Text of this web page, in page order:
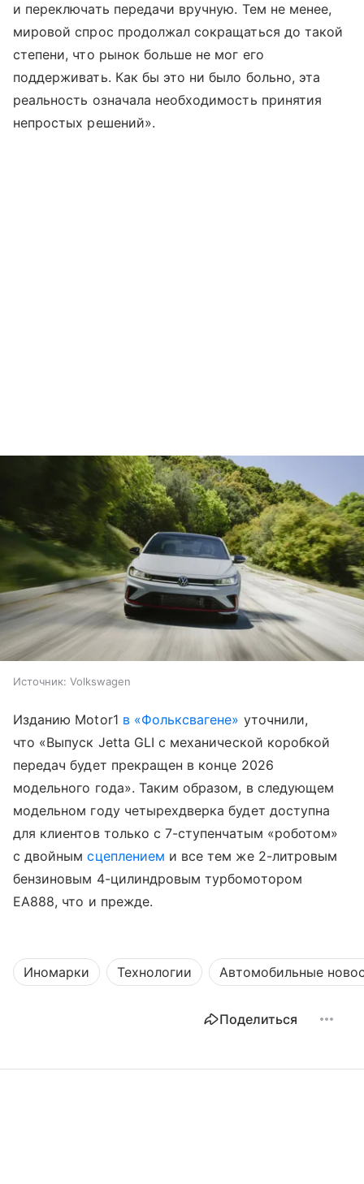
и переключать передачи вручную. Тем не менее,
мировой спрос продолжал сокращаться до такой
степени, что рынок больше не мог его
поддерживать. Как бы это ни было больно, эта
реальность означала необходимость принятия
непростых решений».
Источник: Volkswagen
Изданию Motor1 в «Фольксвагене» уточнили,
что «Выпуск Jetta GLI с механической коробкой
передач будет прекращен в конце 2026
модельного года». Таким образом, в следующем
модельном году четырехдверка будет доступна
для клиентов только с 7-ступенчатым «роботом»
с двойнымсцеплением и все тем же 2-литровым
бензиновым 4-цилиндровым турбомотором
EA888, что и прежде.
Иномарки Технологии Автомобильные
Поделиться